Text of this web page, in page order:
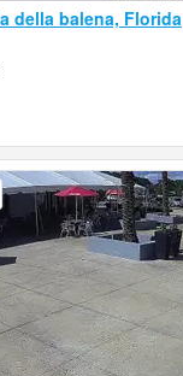
della balena, Florida